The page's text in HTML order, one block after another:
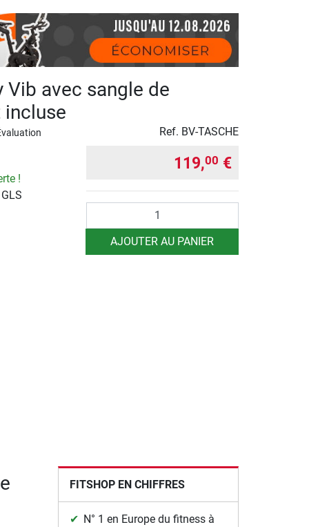
Vib avec sangle de
Ref. BV-TASCHE
!
119,00 €
AJOUTER AU PANIER
FITSHOP EN CHIFFRES
N° 1 en Europe du fitness à